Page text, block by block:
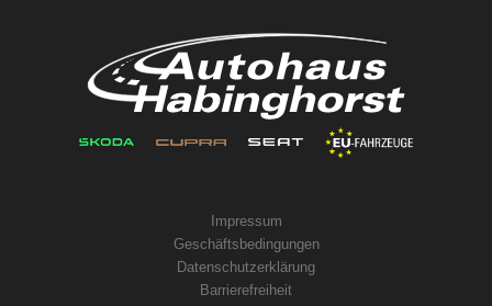
Impressum
Geschäftsbedingungen
Datenschutzerklärung
Barrierefreiheit